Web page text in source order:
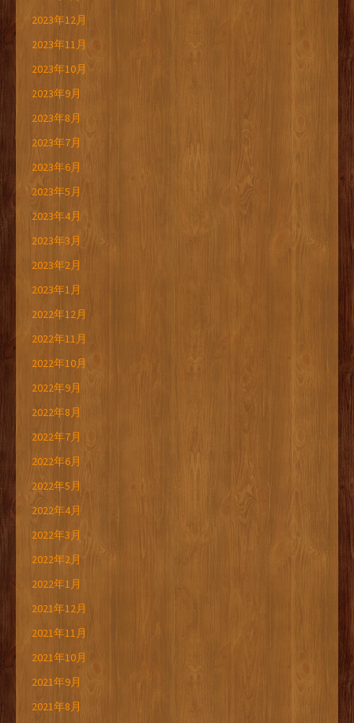
2023年12月
2023年11月
2023年10月
2023年9月
2023年8月
2023年7月
2023年6月
2023年5月
2023年4月
2023年3月
2023年2月
2023年1月
2022年12月
2022年11月
2022年10月
2022年9月
2022年8月
2022年7月
2022年6月
2022年5月
2022年4月
2022年3月
2022年2月
2022年1月
2021年12月
2021年11月
2021年10月
2021年9月
2021年8月